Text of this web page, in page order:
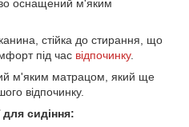
оснащений м'яким
стійка до стирання, що
під час відпочинку.
м'яким матрацом, який ще
відпочинку.
для сидіння: